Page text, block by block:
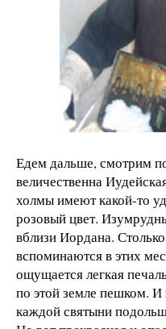
Едем дальше, смотрим
величественна
холмы имеют какой-то
розовый цвет.
вблизи Иордана.
вспоминаются в этих
ощущается легкая
по этой земле пешком.
каждой святыни